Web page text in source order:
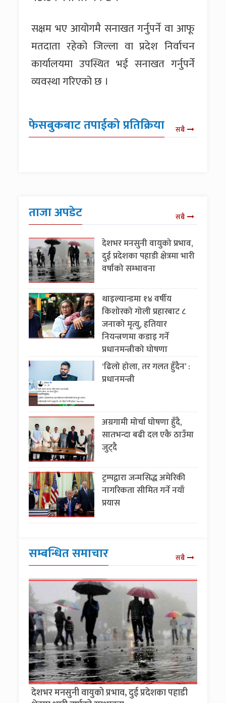
सक्षम भए आयोगमै सनाखत गर्नुपर्ने वा आफू
मतदाता रहेको जिल्ला वा प्रदेश निर्वाचन
कार्यालयमा उपस्थित भई सनाखत गर्नुपर्ने
व्यवस्था गरिएको छ ।
फेसबुकबाट तपाईको प्रतिक्रिया सबै
ताजा अपडेट सबै
देशभर मनसुनी वायुको प्रभाव,
दुई प्रदेशका पहाडी क्षेत्रमा भारी
वर्षाको सम्भावना
थाइल्यान्डमा १४ वर्षीय
किशोरको गोली प्रहारबाट ८
जनाको मृत्यु, हतियार
नियन्त्रणमा कडाइ गर्ने
प्रधानमन्त्रीको घोषणा
‘ढिलो होला, तर गलत हुँदैन’ :
प्रधानमन्त्री
अग्रगामी मोर्चा घोषणा हुँदै,
सातभन्दा बढी दल एकै ठाउँमा
जुट्दै
ट्रम्पद्वारा जन्मसिद्ध अमेरिकी
नागरिकता सीमित गर्ने नयाँ
प्रयास
सम्बन्धित समाचार सबै
देशभर मनसुनी वायुको प्रभाव, दुई प्रदेशका पहाडी